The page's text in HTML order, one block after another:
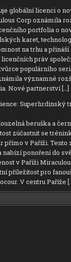
globální licenci o
Corp oznámila
portfolia o
karet,
na trhu a
práv
populárního
významné
Nové partnerství […]
Superhrdinský
beruška a
zúčastnit se
přímo v Paříži.
nabízí ponoření do
v Paříži
příležitost pro
V centru Paříže